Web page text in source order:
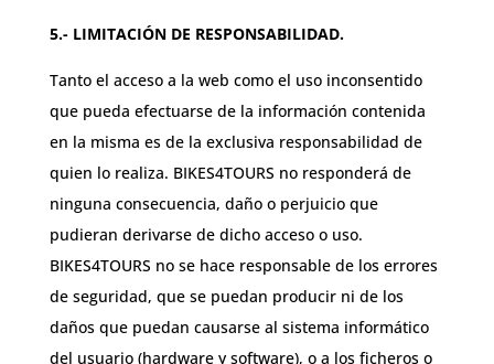
5.- LIMITACIÓN DE RESPONSABILIDAD.
Tanto el acceso a la web como el uso inconsentido
que pueda efectuarse de la información contenida
en la misma es de la exclusiva responsabilidad de
quien lo realiza. BIKES4TOURS no responderá de
ninguna consecuencia, daño o perjuicio que
pudieran derivarse de dicho acceso o uso.
BIKES4TOURS no se hace responsable de los errores
de seguridad, que se puedan producir ni de los
daños que puedan causarse al sistema informático
del usuario (hardware y software), o a los ficheros o